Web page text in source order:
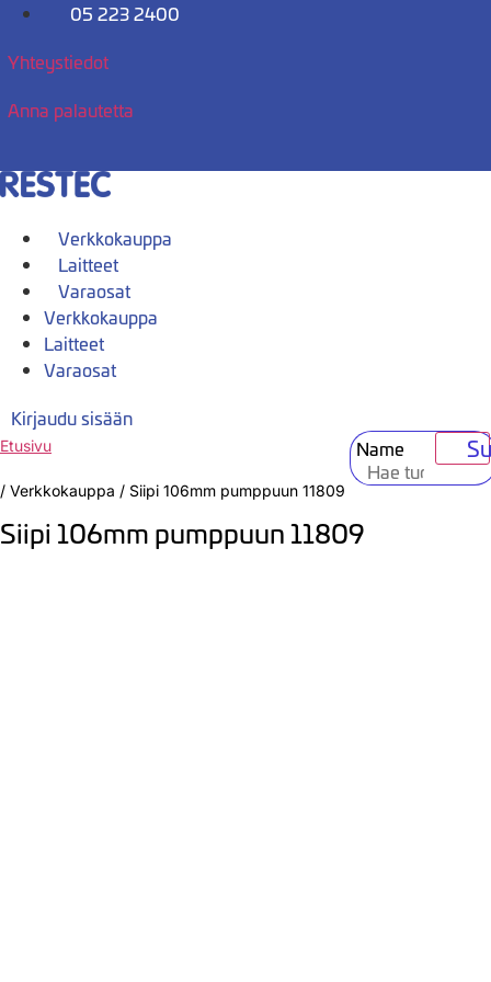
Mene
05 223 2400
Yhteystiedot
Anna palautetta
Verkkokauppa
Laitteet
Varaosat
Verkkokauppa
Laitteet
Varaosat
Kirjaudu sisään
Name
Etusivu
/ Verkkokauppa / Siipi 106mm pumppuun 11809
Siipi 106mm pumppuun 11809